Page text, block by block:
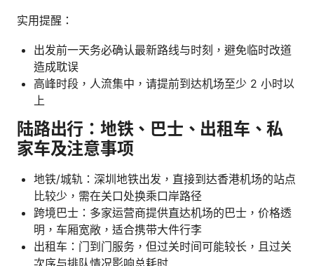
实用提醒：
出发前一天务必确认最新路线与时刻，避免临时改道
造成耽误
高峰时段，人流集中，请提前到达机场至少 2 小时以
上
陆路出行：地铁、巴士、出租车、私
家车及注意事项
地铁/城轨：深圳地铁出发，直接到达香港机场的站点
比较少，需在关口处换乘口岸路径
跨境巴士：多家运营商提供直达机场的巴士，价格透
明，车厢宽敞，适合携带大件行李
出租车：门到门服务，但过关时间可能较长，且过关
次序与排队情况影响总耗时